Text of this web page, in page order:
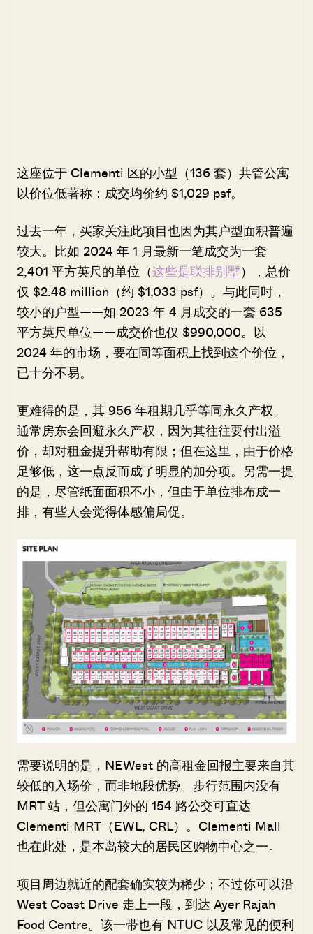
这座位于 Clementi 区的小型（136 套）共管公寓
以价位低著称：成交均价约 $1,029 psf。
过去一年，买家关注此项目也因为其户型面积普遍
较大。比如 2024 年 1 月最新一笔成交为一套
2,401 平方英尺的单位（这些是联排别墅），总价
仅 $2.48 million（约 $1,033 psf）。与此同时，
较小的户型——如 2023 年 4 月成交的一套 635
平方英尺单位——成交价也仅 $990,000。以
2024 年的市场，要在同等面积上找到这个价位，
已十分不易。
更难得的是，其 956 年租期几乎等同永久产权。
通常房东会回避永久产权，因为其往往要付出溢
价，却对租金提升帮助有限；但在这里，由于价格
足够低，这一点反而成了明显的加分项。另需一提
的是，尽管纸面面积不小，但由于单位排布成一
排，有些人会觉得体感偏局促。
需要说明的是，NEWest 的高租金回报主要来自其
较低的入场价，而非地段优势。步行范围内没有
MRT 站，但公寓门外的 154 路公交可直达
Clementi MRT（EWL, CRL）。Clementi Mall
也在此处，是本岛较大的居民区购物中心之一。
项目周边就近的配套确实较为稀少；不过你可以沿
West Coast Drive 走上一段，到达 Ayer Rajah
Food Centre。该一带也有 NTUC 以及常见的便利